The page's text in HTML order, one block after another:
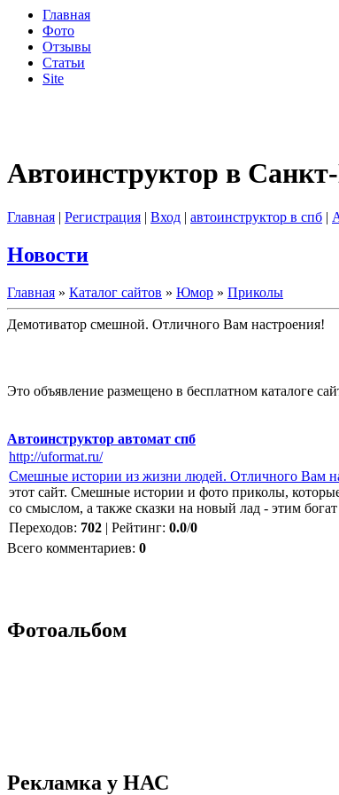
Главная
Фото
Отзывы
Статьи
Site
Автоинструктор в
Главная | Регистрация | Вход | автоинструктор в спб |
Новости
Главная » Каталог сайтов » Юмор » Приколы
Демотиватор смешной. Отличного Вам настроения!
Это объявление размещено в бесплатном каталоге
Автоинструктор автомат спб
http://uformat.ru/
Смешные истории из жизни людей. Отличного Вам
этот сайт. Смешные истории и фото приколы,
со смыслом, а также сказки на новый лад - этим
Переходов: 702 | Рейтинг: 0.0/0
Всего комментариев: 0
Фотоальбом
Рекламка у НАС